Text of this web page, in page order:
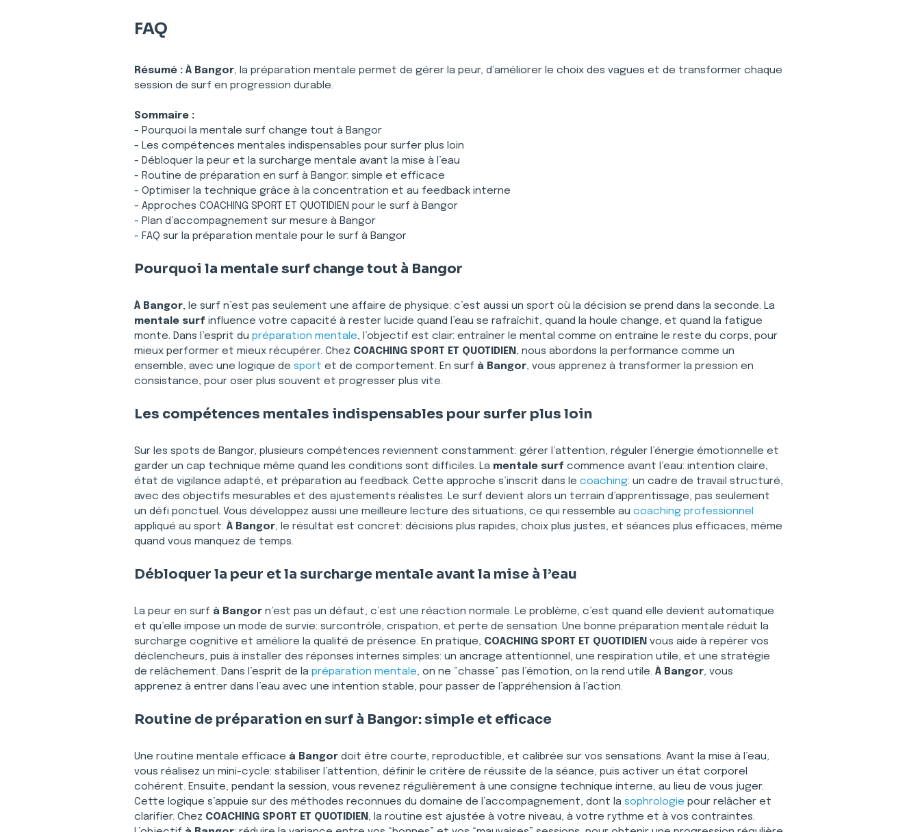
FAQ
Résumé : À Bangor, la préparation mentale permet de gérer la peur, d’améliorer le choix des vagues et de transformer chaque
session de surf en progression durable.
Sommaire :
- Pourquoi la mentale surf change tout à Bangor
- Les compétences mentales indispensables pour surfer plus loin
- Débloquer la peur et la surcharge mentale avant la mise à l’eau
- Routine de préparation en surf à Bangor: simple et efficace
- Optimiser la technique grâce à la concentration et au feedback interne
- Approches COACHING SPORT ET QUOTIDIEN pour le surf à Bangor
- Plan d’accompagnement sur mesure à Bangor
- FAQ sur la préparation mentale pour le surf à Bangor
Pourquoi la mentale surf change tout à Bangor
À Bangor, le surf n’est pas seulement une affaire de physique: c’est aussi un sport où la décision se prend dans la seconde. La
mentale surf influence votre capacité à rester lucide quand l’eau se rafraîchit, quand la houle change, et quand la fatigue
monte. Dans l’esprit du préparation mentale, l’objectif est clair: entraîner le mental comme on entraîne le reste du corps, pour
mieux performer et mieux récupérer. Chez COACHING SPORT ET QUOTIDIEN , nous abordons la performance comme un
ensemble, avec une logique de sport et de comportement. En surf à Bangor, vous apprenez à transformer la pression en
consistance, pour oser plus souvent et progresser plus vite.
Les compétences mentales indispensables pour surfer plus loin
Sur les spots de Bangor, plusieurs compétences reviennent constamment: gérer l’attention, réguler l’énergie émotionnelle et
garder un cap technique même quand les conditions sont difficiles. La mentale surf commence avant l’eau: intention claire,
état de vigilance adapté, et préparation au feedback. Cette approche s’inscrit dans le coaching: un cadre de travail structuré,
avec des objectifs mesurables et des ajustements réalistes. Le surf devient alors un terrain d’apprentissage, pas seulement
un défi ponctuel. Vous développez aussi une meilleure lecture des situations, ce qui ressemble au coaching professionnel
appliqué au sport. À Bangor, le résultat est concret: décisions plus rapides, choix plus justes, et séances plus efficaces, même
quand vous manquez de temps.
Débloquer la peur et la surcharge mentale avant la mise à l’eau
La peur en surf à Bangor n’est pas un défaut, c’est une réaction normale. Le problème, c’est quand elle devient automatique
et qu’elle impose un mode de survie: surcontrôle, crispation, et perte de sensation. Une bonne préparation mentale réduit la
surcharge cognitive et améliore la qualité de présence. En pratique, COACHING SPORT ET QUOTIDIEN vous aide à repérer vos
déclencheurs, puis à installer des réponses internes simples: un ancrage attentionnel, une respiration utile, et une stratégie
de relâchement. Dans l’esprit de la préparation mentale, on ne “chasse” pas l’émotion, on la rend utile. À Bangor, vous
apprenez à entrer dans l’eau avec une intention stable, pour passer de l’appréhension à l’action.
Routine de préparation en surf à Bangor: simple et efficace
Une routine mentale efficace à Bangor doit être courte, reproductible, et calibrée sur vos sensations. Avant la mise à l’eau,
vous réalisez un mini-cycle: stabiliser l’attention, définir le critère de réussite de la séance, puis activer un état corporel
cohérent. Ensuite, pendant la session, vous revenez régulièrement à une consigne technique interne, au lieu de vous juger.
Cette logique s’appuie sur des méthodes reconnues du domaine de l’accompagnement, dont la sophrologie pour relâcher et
clarifier. Chez COACHING SPORT ET QUOTIDIEN , la routine est ajustée à votre niveau, à votre rythme et à vos contraintes.